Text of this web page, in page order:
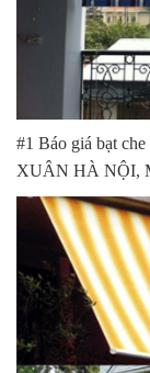
#1 Báo giá bạt
XUÂN HÀ NỘI,